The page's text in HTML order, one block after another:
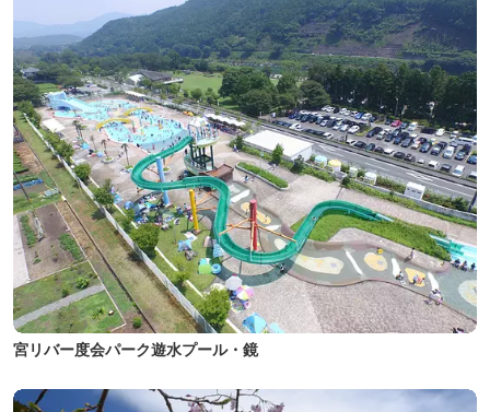
宮リバー度会パーク遊水プール・鏡